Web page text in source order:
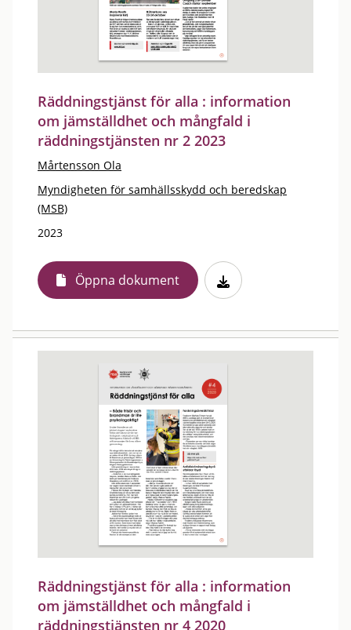
Räddningstjänst för alla : information
om jämställdhet och mångfald i
räddningstjänsten nr 2 2023
Mårtensson Ola
Myndigheten för samhällsskydd och beredskap
(MSB)
2023
Öppna dokument
Räddningstjänst för alla : information
om jämställdhet och mångfald i
räddningstjänsten nr 4 2020